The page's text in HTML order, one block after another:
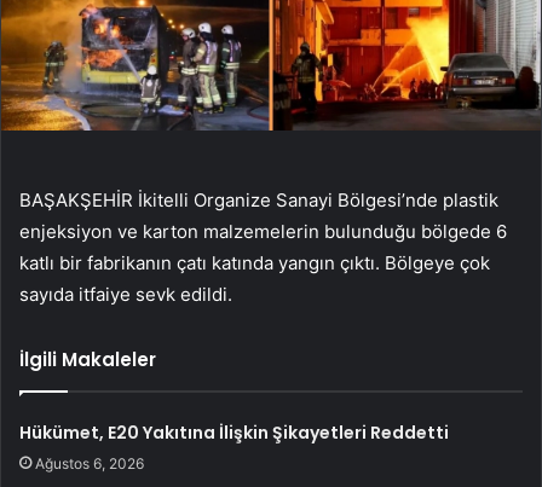
BAŞAKŞEHİR İkitelli Organize Sanayi Bölgesi’nde plastik
enjeksiyon ve karton malzemelerin bulunduğu bölgede 6
katlı bir fabrikanın çatı katında yangın çıktı. Bölgeye çok
sayıda itfaiye sevk edildi.
İlgili Makaleler
Hükümet, E20 Yakıtına İlişkin Şikayetleri Reddetti
Ağustos 6, 2026